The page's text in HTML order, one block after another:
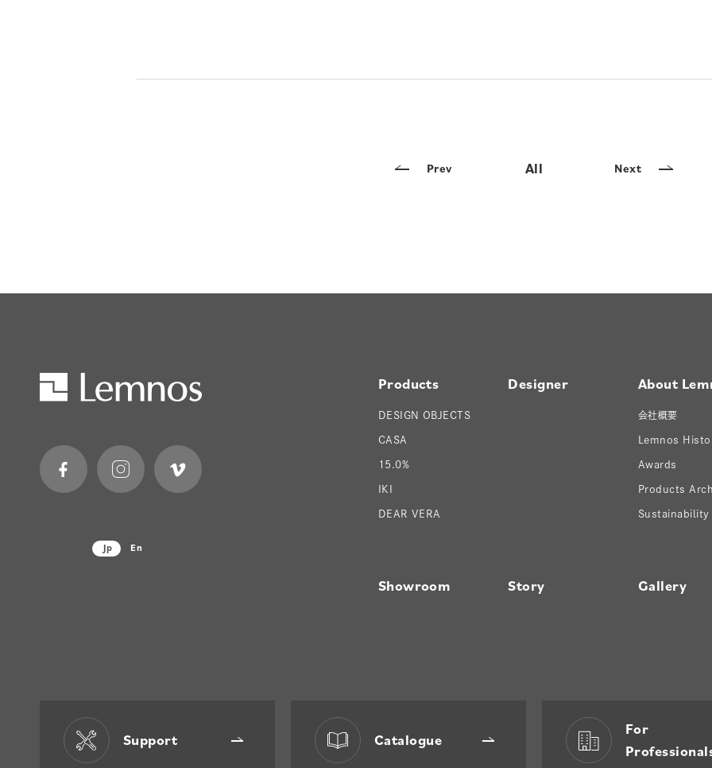
Prev All Next
Jp En
Products
DESIGN OBJECTS
CASA
15.0%
IKI
DEAR VERA
Designer About
会社概要
Lemnos
Awards
Products
Sustainability
Showroom Story Gallery
Support Catalogue
For